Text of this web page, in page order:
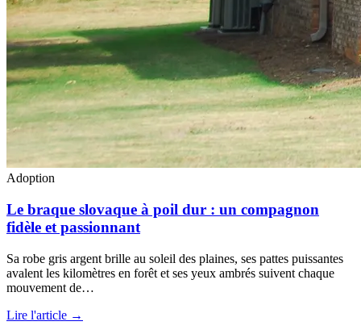
Adoption
Le braque slovaque à poil dur : un compagnon
fidèle et passionnant
Sa robe gris argent brille au soleil des plaines, ses pattes puissantes
avalent les kilomètres en forêt et ses yeux ambrés suivent chaque
mouvement de…
Lire l'article →